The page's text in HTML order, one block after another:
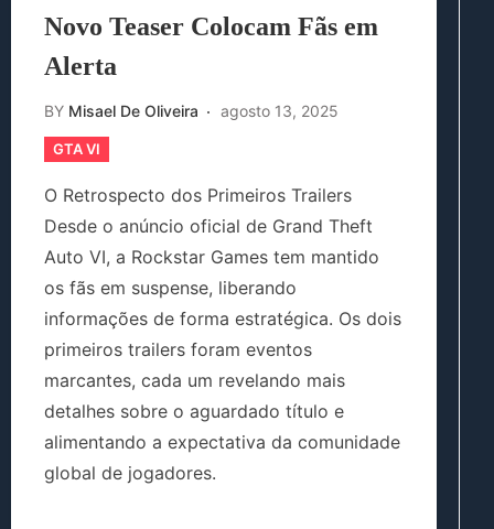
Novo Teaser Colocam Fãs em
Alerta
BY Misael De Oliveira agosto 13, 2025
GTA VI
O Retrospecto dos Primeiros Trailers
Desde o anúncio oficial de Grand Theft
Auto VI, a Rockstar Games tem mantido
os fãs em suspense, liberando
informações de forma estratégica. Os dois
primeiros trailers foram eventos
marcantes, cada um revelando mais
detalhes sobre o aguardado título e
alimentando a expectativa da comunidade
global de jogadores.